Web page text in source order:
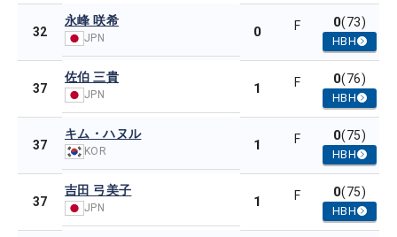
32
永峰 咲希
JPN 0 F 0(73)
HBH
37
佐伯 三貴
JPN 1 F 0(76)
HBH
37
キム・ハヌル
KOR 1 F 0(75)
HBH
37
吉田 弓美子
JPN 1 F 0(75)
HBH